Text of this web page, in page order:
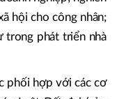
động sản, trong đó
nguồn cung cho
nghiệp; nghiên